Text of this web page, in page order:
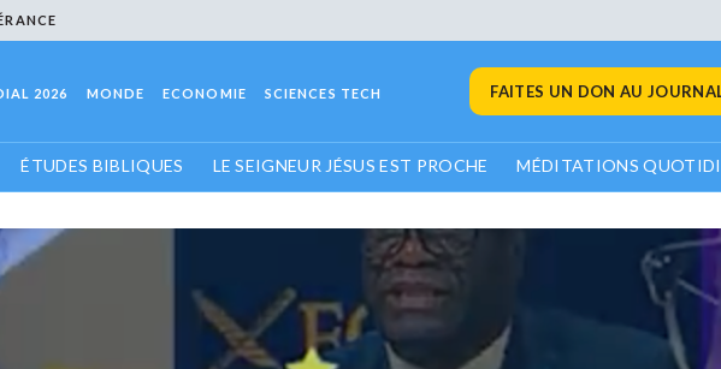
2026 MONDE ECONOMIE SCIENCES TECH FAITES UN DON AU
ÉTUDES BIBLIQUES LE SEIGNEUR JÉSUS EST PROCHE MÉDITATIONS